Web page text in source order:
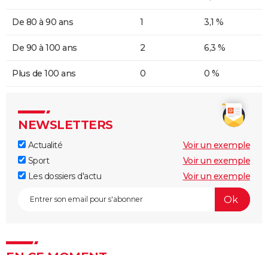
De 80 à 90 ans 1 3,1 %
De 90 à 100 ans 2 6,3 %
Plus de 100 ans 0 0 %
NEWSLETTERS
Actualité
Voir un exemple
Sport
Voir un exemple
Les dossiers d'actu
Voir un exemple